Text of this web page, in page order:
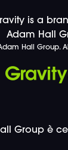
is a
Adam Hall
Hall Group.
Group è